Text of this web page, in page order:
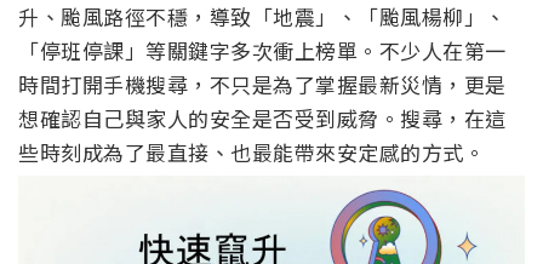
升、颱風路徑不穩，導致「地震」、「颱風楊柳」、
「停班停課」等關鍵字多次衝上榜單。不少人在第一
時間打開手機搜尋，不只是為了掌握最新災情，更是
想確認自己與家人的安全是否受到威脅。搜尋，在這
些時刻成為了最直接、也最能帶來安定感的方式。